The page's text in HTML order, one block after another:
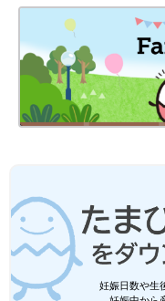
妊娠日数や生